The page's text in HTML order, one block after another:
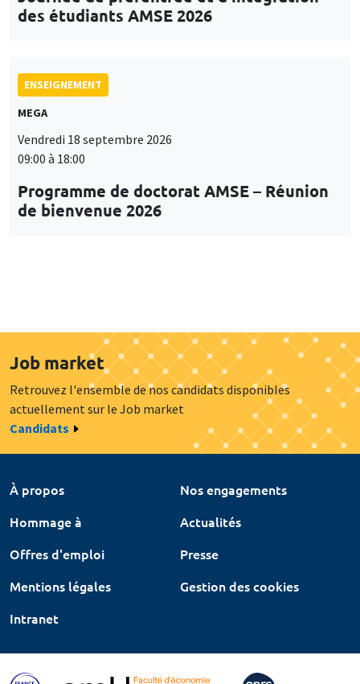
des étudiants AMSE 2026
ENSEIGNEMENT
MEGA
Vendredi 18 septembre 2026
09:00 à 18:00
Programme de doctorat AMSE – Réunion
de bienvenue 2026
Job market
Retrouvez l'ensemble de nos candidats disponibles
actuellement sur le Job market
Candidats
À propos
Nos engagements
Hommage à
Actualités
Offres d'emploi
Presse
Mentions légales
Gestion des cookies
Intranet